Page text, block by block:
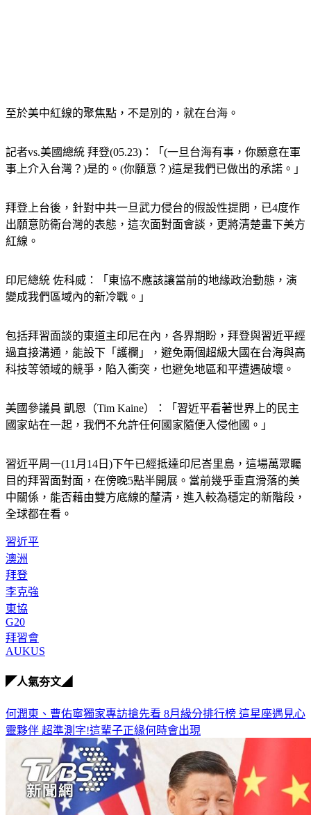
至於美中紅線的聚焦點，不是別的，就在台海。
記者vs.美國總統 拜登(05.23)：「(一旦台海有事，你願意在軍
事上介入台灣？)是的。(你願意？)這是我們已做出的承諾。」
拜登上台後，針對中共一旦武力侵台的假設性提問，已4度作
出願意防衛台灣的表態，這次面對面會談，更將清楚畫下美方
紅線。
印尼總統 佐科威：「東協不應該讓當前的地緣政治動態，演
變成我們區域內的新冷戰。」
包括拜習面談的東道主印尼在內，各界期盼，拜登與習近平經
過直接溝通，能設下「護欄」，避免兩個超級大國在台海與高
科技等領域的競爭，陷入衝突，也避免地區和平遭遇破壞。
美國參議員 凱恩（Tim Kaine）：「習近平看著世界上的民主
國家站在一起，我們不允許任何國家隨便入侵他國。」
習近平周一(11月14日)下午已經抵達印尼峇里島，這場萬眾矚
目的拜習面對面，在傍晚5點半開展。當前幾乎垂直滑落的美
中關係，能否藉由雙方底線的釐清，進入較為穩定的新階段，
全球都在看。
習近平
澳洲
拜登
李克強
東協
G20
拜習會
AUKUS
◤人氣夯文◢
何潤東、曹佑寧獨家專訪搶先看 8月緣分排行榜 這星座遇見心
靈夥伴 超準測字!這輩子正緣何時會出現